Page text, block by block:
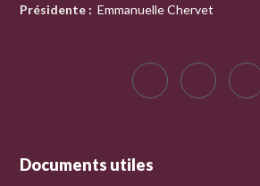
Présidente : Emmanuelle Chervet
Documents utiles